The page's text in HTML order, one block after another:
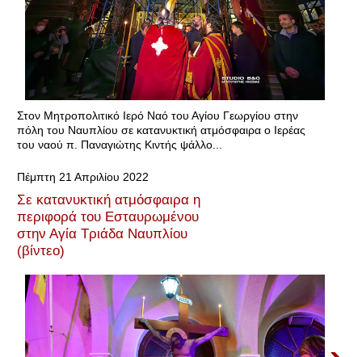
Στον Μητροπολιτικό Ιερό Ναό του Αγίου Γεωργίου στην
πόλη του Ναυπλίου σε κατανυκτική ατμόσφαιρα ο Ιερέας
του ναού π. Παναγιώτης Κιντής ψάλλο...
Πέμπτη 21 Απριλίου 2022
Σε κατανυκτική ατμόσφαιρα η
περιφορά του Εσταυρωμένου
στην Αγία Τριάδα Ναυπλίου
(βίντεο)